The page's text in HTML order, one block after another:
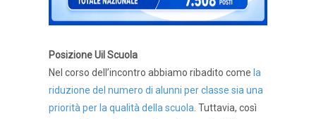
Posizione Uil Scuola
Nel corso dell’incontro abbiamo ribadito come la
riduzione del numero di alunni per classe sia una
priorità per la qualità della scuola . Tuttavia, così